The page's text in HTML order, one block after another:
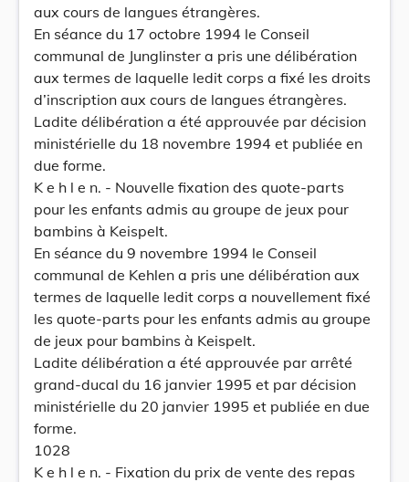
aux cours de langues étrangères.
En séance du 17 octobre 1994 le Conseil
communal de Junglinster a pris une délibération
aux termes de laquelle ledit corps a fixé les droits
d’inscription aux cours de langues étrangères.
Ladite délibération a été approuvée par décision
ministérielle du 18 novembre 1994 et publiée en
due forme.
K e h l e n. - Nouvelle fixation des quote-parts
pour les enfants admis au groupe de jeux pour
bambins à Keispelt.
En séance du 9 novembre 1994 le Conseil
communal de Kehlen a pris une délibération aux
termes de laquelle ledit corps a nouvellement fixé
les quote-parts pour les enfants admis au groupe
de jeux pour bambins à Keispelt.
Ladite délibération a été approuvée par arrêté
grand-ducal du 16 janvier 1995 et par décision
ministérielle du 20 janvier 1995 et publiée en due
forme.
1028
K e h l e n. - Fixation du prix de vente des repas